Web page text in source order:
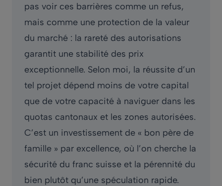
pas voir ces barrières comme un refus,
mais comme une protection de la valeur
du marché : la rareté des autorisations
garantit une stabilité des prix
exceptionnelle. Selon moi, la réussite d’un
tel projet dépend moins de votre capital
que de votre capacité à naviguer dans les
quotas cantonaux et les zones autorisées.
C’est un investissement de « bon père de
famille » par excellence, où l’on cherche la
sécurité du franc suisse et la pérennité du
bien plutôt qu’une spéculation rapide.